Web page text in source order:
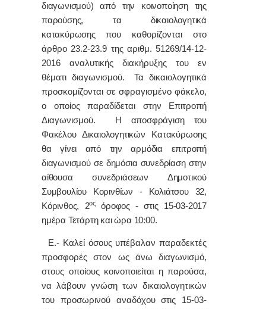
διαγωνισμού) από την κοινοποίηση της
παρούσης, τα δικαιολογητικά
κατακύρωσηςπου καθορίζονται στο
άρθρο 23.2-23.9 της αριθμ. 51269/14-12-
2016 αναλυτικής διακήρυξης του εν
θέματι διαγωνισμού.Τα δικαιολογητικά
προσκομίζονται σε σφραγισμένο φάκελο,
ο οποίος παραδίδεται στην Επιτροπή
Διαγωνισμού.
Η αποσφράγιση του
Φακέλου Δικαιολογητικών Κατακύρωσης
θα γίνει από την αρμόδια επιτροπή
διαγωνισμού σε δημόσια συνεδρίαση στην
αίθουσα συνεδριάσεων Δημοτικού
Συμβουλίου Κορινθίων - Κολιάτσου 32,
Κόρινθος, 2οςόροφος - στις 15-03-2017
ημέρα Τετάρτη και ώρα 10:00.
Ε.- Καλεί όσους υπέβαλαν παραδεκτές
προσφορές στον ως άνω διαγωνισμό,
στους οποίους κοινοποιείται η παρούσα,
να λάβουν γνώση των δικαιολογητικών
του προσωρινού αναδόχου στις 15-03-